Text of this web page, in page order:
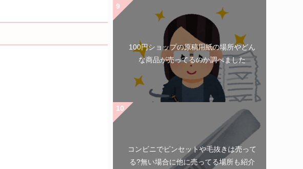
100円ショップの原稿用紙の場所やどん
な商品が売ってるのか調べました
コンビニでピンセットや毛抜きは売って
る?無い場合に他に売ってる場所も紹介